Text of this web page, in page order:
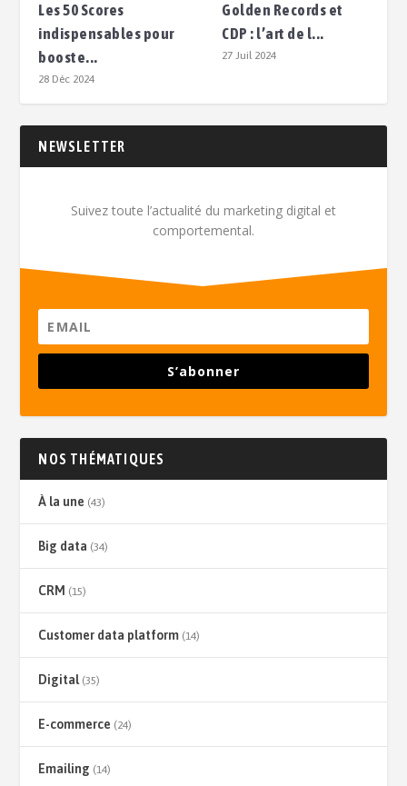
Les 50 Scores
indispensables pour
booste...
28 Déc 2024
Golden Records et
CDP : l’art de l...
27 Juil 2024
NEWSLETTER
Suivez toute l’actualité du marketing digital et
comportemental.
S’abonner
NOS THÉMATIQUES
À la une (43)
Big data (34)
CRM (15)
Customer data platform (14)
Digital(35)
E-commerce (24)
Emailing (14)